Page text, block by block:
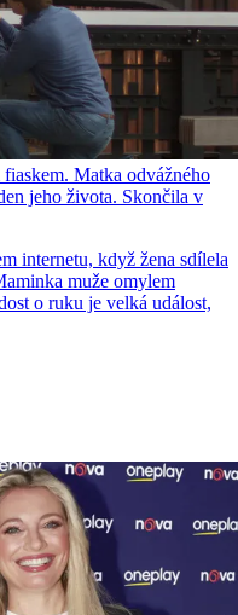
Matka odvážného
jeho života. Skončila v
internetu, když žena sdílela
muže omylem
o ruku je velká událost,